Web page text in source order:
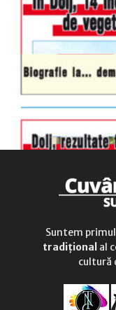
Suntem
tradițional al
cultură